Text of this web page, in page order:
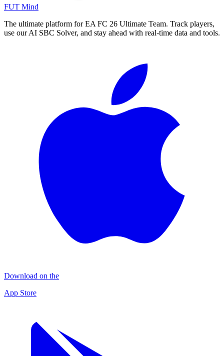
FUT Mind
The ultimate platform for EA FC 26 Ultimate Team. Track players,
use our AI SBC Solver, and stay ahead with real-time data and tools.
Download on the
App Store